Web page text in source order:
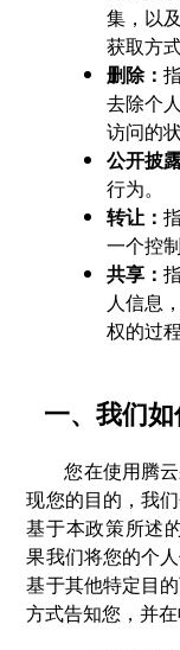
集，以
获取方式
删除：
去除个
访问的状
公开披
行为。
转让：
一个控
共享：
人信息
权的过程
一、我们
您在使用腾
现您的目的，我
基于本政策所述
果我们将您的个
基于其他特定目
方式告知您，并